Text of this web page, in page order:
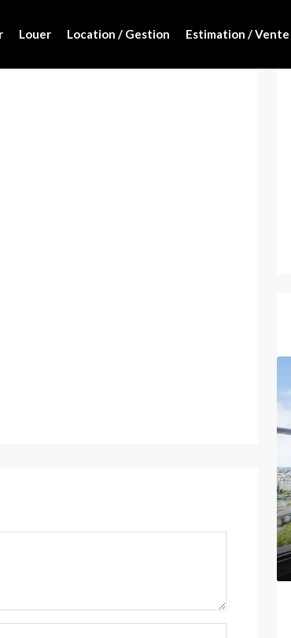
Louer Location / Gestion Estimation / Vente
75016